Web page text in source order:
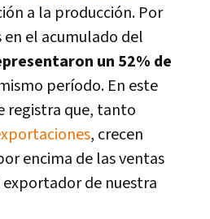
a la producción. Por
el acumulado del
un 52% de
perí­odo. En este
registra que, tanto
, crecen
encima de las ventas
de nuestra